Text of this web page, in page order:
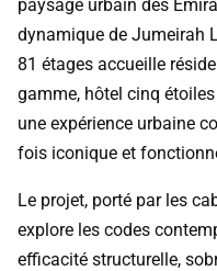
paysage urbain des
dynamique de Jumeirah
81 étages accueille
gamme, hôtel cinq
une expérience urbaine
fois iconique et
Le projet, porté par les
explore les codes
efficacité structurelle,